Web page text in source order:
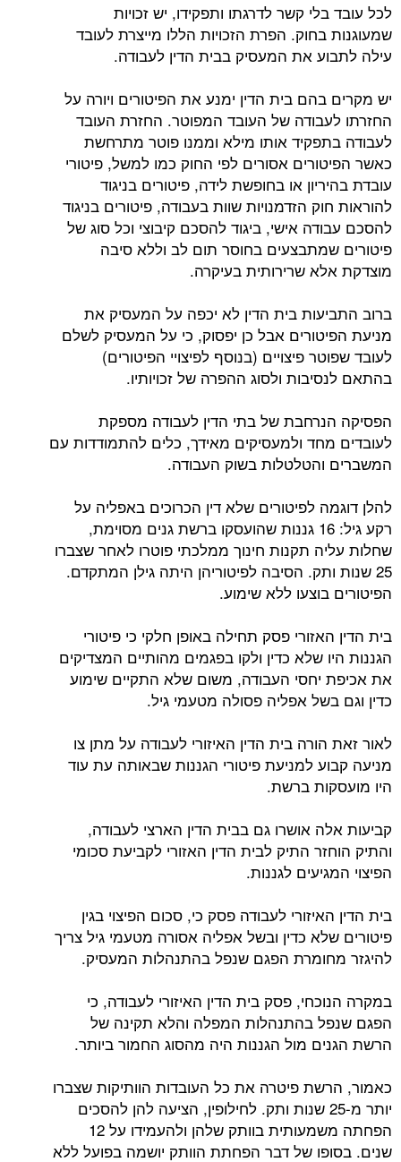
לכל עובד בלי קשר לדרגתו ותפקידו, יש זכויות
שמעוגנות בחוק. הפרת הזכויות הללו מייצרת לעובד
עילה לתבוע את המעסיק בבית הדין לעבודה.
יש מקרים בהם בית הדין ימנע את הפיטורים ויורה על
החזרתו לעבודה של העובד המפוטר. החזרת העובד
לעבודה בתפקיד אותו מילא וממנו פוטר מתרחשת
כאשר הפיטורים אסורים לפי החוק כמו למשל, פיטורי
עובדת בהיריון או בחופשת לידה, פיטורים בניגוד
להוראות חוק הזדמנויות שוות בעבודה, פיטורים בניגוד
להסכם עבודה אישי, ביגוד להסכם קיבוצי וכל סוג של
פיטורים שמתבצעים בחוסר תום לב וללא סיבה
מוצדקת אלא שרירותית בעיקרה.
ברוב התביעות בית הדין לא יכפה על המעסיק את
מניעת הפיטורים אבל כן יפסוק, כי על המעסיק לשלם
לעובד שפוטר פיצויים (בנוסף לפיצויי הפיטורים)
בהתאם לנסיבות ולסוג ההפרה של זכויותיו.
הפסיקה הנרחבת של בתי הדין לעבודה מספקת
לעובדים מחד ולמעסיקים מאידך, כלים להתמודדות עם
המשברים והטלטלות בשוק העבודה.
להלן דוגמה לפיטורים שלא דין הכרוכים באפליה על
רקע גיל: 16 גננות שהועסקו ברשת גנים מסוימת,
שחלות עליה תקנות חינוך ממלכתי פוטרו לאחר שצברו
25 שנות ותק. הסיבה לפיטוריהן היתה גילן המתקדם.
הפיטורים בוצעו ללא שימוע.
בית הדין האזורי פסק תחילה באופן חלקי כי פיטורי
הגננות היו שלא כדין ולקו בפגמים מהותיים המצדיקים
את אכיפת יחסי העבודה, משום שלא התקיים שימוע
כדין וגם בשל אפליה פסולה מטעמי גיל.
לאור זאת הורה בית הדין האיזורי לעבודה על מתן צו
מניעה קבוע למניעת פיטורי הגננות שבאותה עת עוד
היו מועסקות ברשת.
קביעות אלה אושרו גם בבית הדין הארצי לעבודה,
והתיק הוחזר התיק לבית הדין האזורי לקביעת סכומי
הפיצוי המגיעים לגננות.
בית הדין האיזורי לעבודה פסק כי, סכום הפיצוי בגין
פיטורים שלא כדין ובשל אפליה אסורה מטעמי גיל צריך
להיגזר מחומרת הפגם שנפל בהתנהלות המעסיק.
במקרה הנוכחי, פסק בית הדין האיזורי לעבודה, כי
הפגם שנפל בהתנהלות המפלה והלא תקינה של
הרשת הגנים מול הגננות היה מהסוג החמור ביותר.
כאמור, הרשת פיטרה את כל העובדות הוותיקות שצברו
יותר מ-25 שנות ותק. לחילופין, הציעה להן להסכים
הפחתה משמעותית בוותק שלהן ולהעמידו על 12
שנים. בסופו של דבר הפחתת הוותק יושמה בפועל ללא